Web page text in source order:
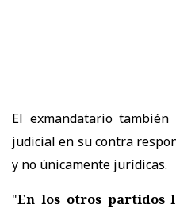
El exmandatario
judicial en su contra
y no únicamente jurídicas.
"En los otros partidos